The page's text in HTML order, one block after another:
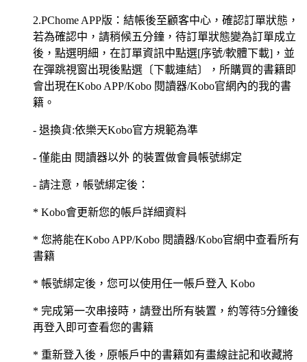
2.PChome APP版：結帳後至顧客中心，確認訂單狀態，
若為確認中，請稍候五分鐘，待訂單狀態變為訂單成立
後，點選明細，在訂單資訊中點選[序號/軟體下載]，並
在彈跳視窗出現後點選〔下載連結〕，所購買的書籍即
會出現在Kobo APP/Kobo 閱讀器/Kobo官網內的我的書
籍。
- 退換貨:依樂天Kobo官方規範為準
- 僅能由 閱讀器以外 的裝置做會員帳號綁定
- 請注意，帳號綁定後：
* Kobo會更新您的帳戶詳細資料
* 您將能在Kobo APP/Kobo 閱讀器/Kobo官網中查看所有
書籍
* 帳號綁定後，您可以使用任一帳戶登入 Kobo
* 完成第一次串接時，請登出所有裝置，約等待5分鐘後
再登入即可查看您的書籍
* 重新登入後，原帳戶中的書籍如有畫線註記和收藏將